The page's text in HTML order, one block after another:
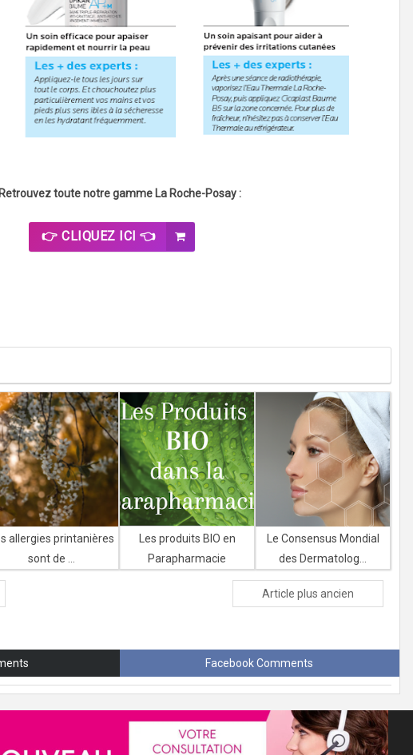
Retrouvez toute notre gamme La Roche-Posay :
👉 CLIQUEZ ICI 👈
allergies printanières
sont de ...
Les produits BIO en
Parapharmacie
Le Consensus Mondial
des Dermatolog...
Article plus ancien
Facebook Comments